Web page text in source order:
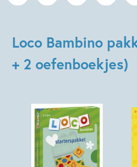
Loco Bambino
+ 2 oefenboekjes)